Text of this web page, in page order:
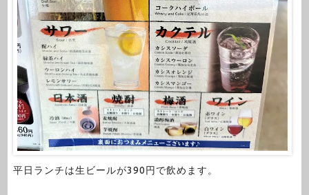
平日ランチは生ビールが390円で飲めます。